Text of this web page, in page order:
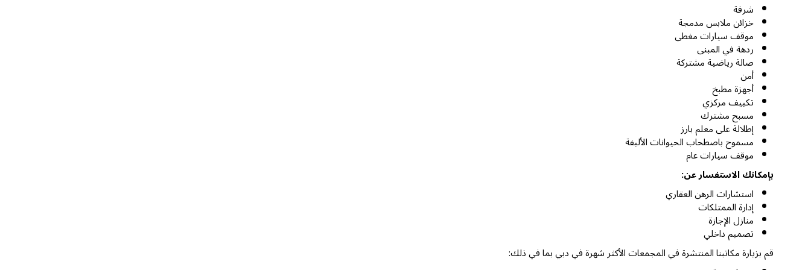
شرفة
خزائن ملابس مدمجة
موقف سيارات مغطى
ردهة في المبنى
صالة رياضية مشتركة
أمن
أجهزة مطبخ
تكييف مركزي
مسبح مشترك
إطلالة على معلم بارز
مسموح باصطحاب الحيوانات الأليفة
موقف سيارات عام
بإمكانك الاستفسار عن:
استشارات الرهن العقاري
إدارة الممتلكات
منازل الإجازة
تصميم داخلي
قم بزيارة مكاتبنا المنتشرة في المجمعات الأكثر شهرة في دبي بما في ذلك: